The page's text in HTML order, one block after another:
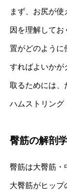
まず、お尻が
因を理解して
置がどのように
すればよいかが
取るためには、
ハムストリング
臀筋の解剖
臀筋は大臀筋・
大臀筋がヒップ